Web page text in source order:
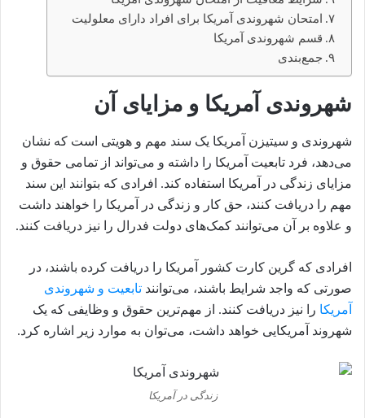
امتحان شهروندی آمریکا برای افراد دارای معلولیت
قسم شهروندی آمریکا
جمع‌بندی
شهروندی آمریکا و مزایای آن
شهروندی و سیتیزن آمریکا یک سند مهم و هویتی است که نشان
می‌دهد، فرد تابعیت آمریکا را داشته و می‌تواند از تمامی حقوق و
مزایای زندگی در آمریکا استفاده کند. افرادی که بتوانند این سند
مهم را دریافت کنند، حق کار و زندگی در آمریکا را خواهند داشت
و علاوه بر آن می‌توانند کمک‌های دولت فدرال را نیز دریافت کنند.
افرادی که گرین کارت کشور آمریکا را دریافت کرده باشند، در
صورتی که واجد شرایط باشند، می‌توانند تابعیت و شهروندی
آمریکا را نیز دریافت کنند. از مهم‌ترین حقوق و وظایفی که یک
شهروند آمریکایی خواهد داشت، می‌توان به موارد زیر اشاره کرد.
زندگی در آمریکا